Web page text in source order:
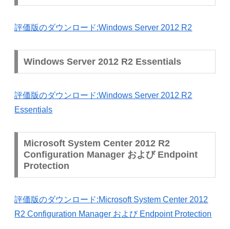
評価版のダウンロード:Windows Server 2012 R2
Windows Server 2012 R2 Essentials
評価版のダウンロード:Windows Server 2012 R2
Essentials
Microsoft System Center 2012 R2
Configuration Manager および Endpoint
Protection
評価版のダウンロード:Microsoft System Center 2012
R2 Configuration Manager および Endpoint Protection